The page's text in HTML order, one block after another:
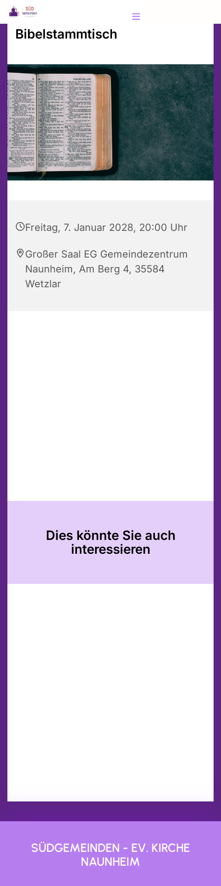
Bibelstammtisch
Freitag, 7. Januar 2028, 20:00 Uhr
Großer Saal EG Gemeindezentrum
Naunheim, Am Berg 4, 35584
Wetzlar
Dies könnte Sie auch
interessieren
SÜDGEMEINDEN - EV. KIRCHE
NAUNHEIM